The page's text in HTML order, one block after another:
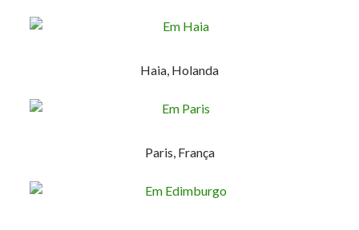
Haia, Holanda
Paris, França